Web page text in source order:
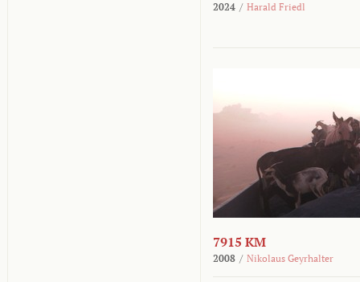
2024 / Harald Friedl
7915 KM
2008 / Nikolaus Geyrhalter